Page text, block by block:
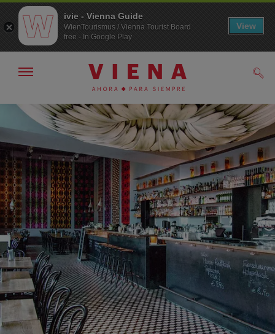
A
navegación
Al
contenido
Mostrar/ocultar
ivie - Vienna Guide
WienTourismus / Vienna Tourist Board
free - In Google Play
View